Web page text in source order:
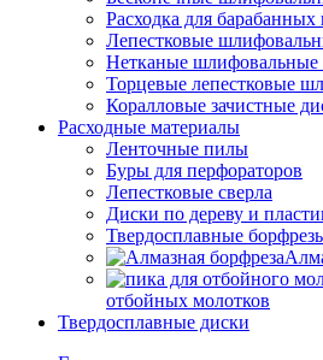
Расходка для
Лепестковые
Нетканые шлифовальные
Торцевые лепестковые
Коралловые зачистные
Расходные материалы
Ленточные пилы
Буры для перфораторов
Лепестковые сверла
Диски по дереву и
Твердосплавные
отбойных молотков
Твердосплавные диски